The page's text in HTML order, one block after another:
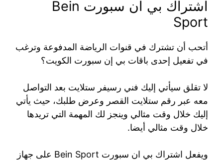
اشتراك بي ان سبورت Bein
Sport
أتحب أن تشترك في قنوات الرياضة المدفوعة وترغب
في تفعيل إحدى باقات بي إن سبورت الكويت؟
لا تقلق سيأتي إليك فني رسيفر ستلايت بعد التواصل
معه عبر رقم ستلايت القصر وعرض طلبك، حيث يأتي
إليك خلال وقت مثالي وينجز لك المهمة التي تريدها
خلال وقت مثالي أيضا.
ويفعل اشتراك بي ان سبورت Bein Sport على جهاز